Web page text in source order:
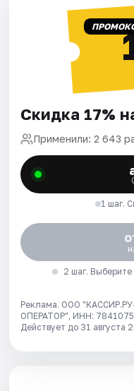
Скидка 17%
Применили: 2 643
1 шаг.
2 шаг.
Реклама. ООО
ОПЕРАТОР", ИНН:
Действует до 31 августа